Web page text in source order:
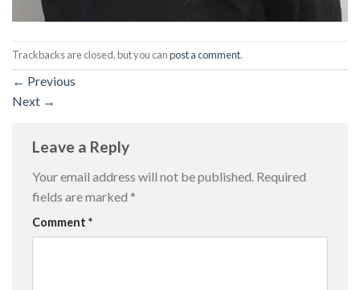
Trackbacks are closed, but you canpost a comment.
← Previous
Next →
Leave a Reply
Your email address will not be published. Required
fields are marked *
Comment *